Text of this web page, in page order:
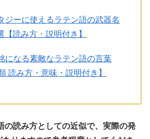
ジーに使えるラテン語の武器名
【読み方・説明付き】
になる素敵なラテン語の言葉
読み方・意味・説明付き】
の読み方としての近似で、実際の発